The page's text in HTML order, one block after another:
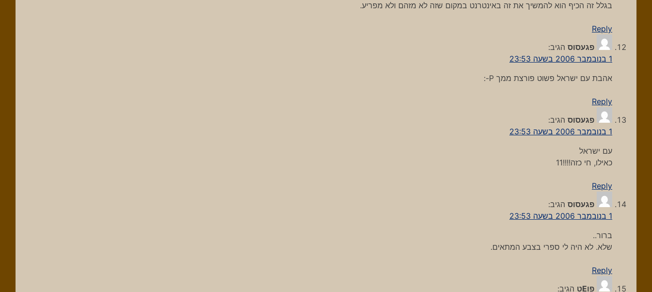
בגלל זה הכיף הוא להמשיך את זה באינטרנט במקום שזה לא מזהם ולא מפריע.
Reply
פגעסוס הגיב:
1 בנובמבר 2006 בשעה 23:53
אהבת עם ישראל פשוט פורצת ממך P-:
Reply
פגעסוס הגיב:
1 בנובמבר 2006 בשעה 23:53
עם ישראל
כאילו, חי כזה!!!!11
Reply
פגעסוס הגיב:
1 בנובמבר 2006 בשעה 23:53
ברור..
שלא. לא היה לי ספרי בצבע המתאים.
Reply
פוEט
הגיב: